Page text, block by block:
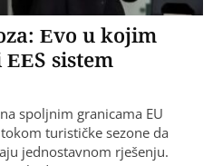
Evo u kojim
sistem
spoljnim granicama EU
turističke sezone da
jednostavnom rješenju.